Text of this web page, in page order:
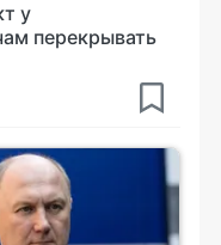
у
перекрывать